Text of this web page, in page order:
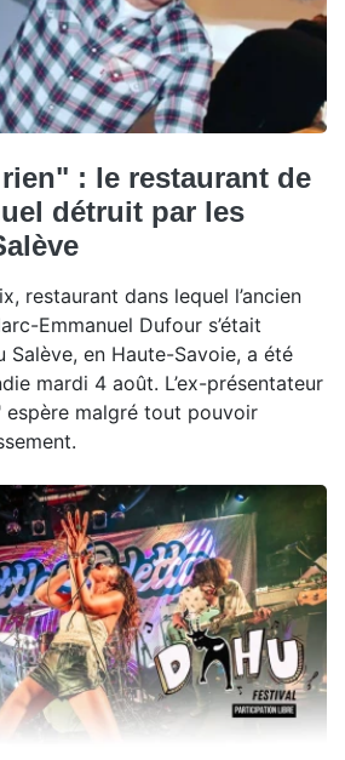
: le restaurant de
détruit par les
restaurant dans lequel l’ancien
Emmanuel Dufour s’était
en Haute-Savoie, a été
mardi 4 août. L’ex-présentateur
espère malgré tout pouvoir